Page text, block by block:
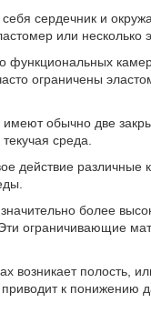
сердечник и
или несколько
ограничены
обычно две
среда.
действие
более
ограничивающие
полость,
к понижению